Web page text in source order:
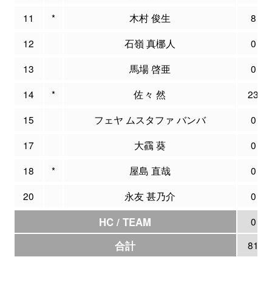
11
* 木村 俊生
8
12
石嶺 真梛人
0
13
馬場 啓亜
0
14
* 佐々 然
23
15
フェヤ ムスタファ バンバ
0
17
大靍 葵
0
18
* 屋島 直哉
0
20
永友 甚乃介 0
HC / TEAM 0
合計 81